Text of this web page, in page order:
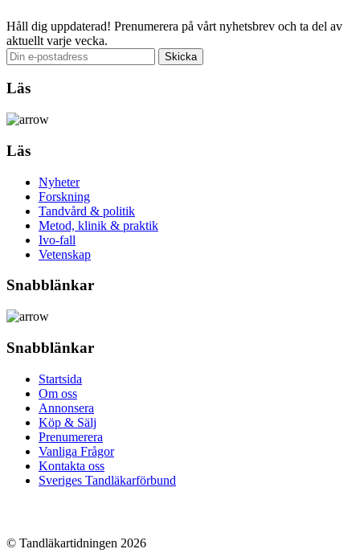
Håll dig uppdaterad! Prenumerera på vårt nyhetsbrev och ta del av
aktuellt varje vecka.
Läs
Läs
Nyheter
Forskning
Tandvård & politik
Metod, klinik & praktik
Ivo-fall
Vetenskap
Snabblänkar
Snabblänkar
Startsida
Om oss
Annonsera
Köp & Sälj
Prenumerera
Vanliga Frågor
Kontakta oss
Sveriges Tandläkarförbund
© Tandläkartidningen 2026